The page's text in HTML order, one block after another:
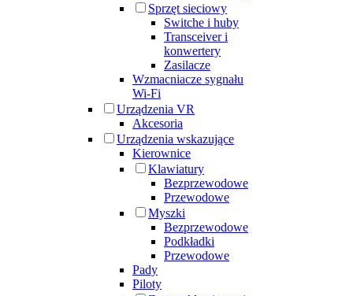
Sprzęt sieciowy
Switche i huby
Transceiver i
konwertery
Zasilacze
Wzmacniacze sygnału
Wi-Fi
Urządzenia VR
Akcesoria
Urządzenia wskazujące
Kierownice
Klawiatury
Bezprzewodowe
Przewodowe
Myszki
Bezprzewodowe
Podkładki
Przewodowe
Pady
Piloty